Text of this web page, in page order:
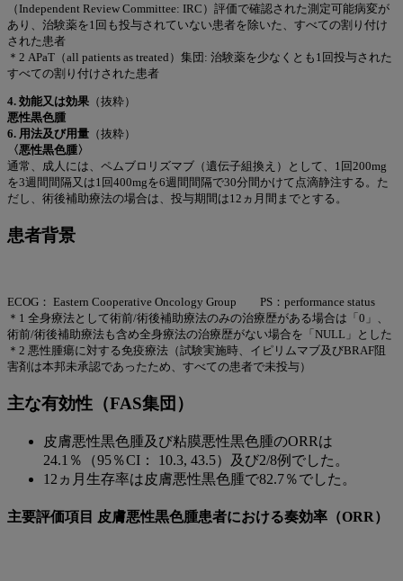
（Independent Review Committee: IRC）評価で確認された測定可能病変が
あり、治験薬を1回も投与されていない患者を除いた、すべての割り付け
された患者
＊2 APaT（all patients as treated）集団: 治験薬を少なくとも1回投与された
すべての割り付けされた患者
4. 効能又は効果 （抜粋）
悪性黒色腫
6. 用法及び用量 （抜粋）
〈悪性黒色腫〉
通常、成人には、ペムブロリズマブ（遺伝子組換え）として、1回200mg
を3週間間隔又は1回400mgを6週間間隔で30分間かけて点滴静注する。た
だし、術後補助療法の場合は、投与期間は12ヵ月間までとする。
患者背景
ECOG： Eastern Cooperative Oncology Group PS：performance status
＊1 全身療法として術前/術後補助療法のみの治療歴がある場合は「0」、
術前/術後補助療法も含め全身療法の治療歴がない場合を「NULL」とした
＊2 悪性腫瘍に対する免疫療法（試験実施時、イピリムマブ及びBRAF阻
害剤は本邦未承認であったため、すべての患者で未投与）
主な有効性（FAS集団）
皮膚悪性黒色腫及び粘膜悪性黒色腫のORRは
24.1％（95％CI： 10.3, 43.5）及び2/8例でした。
12ヵ月生存率は皮膚悪性黒色腫で82.7％でした。
主要評価項目 皮膚悪性黒色腫患者における奏効率（ORR）